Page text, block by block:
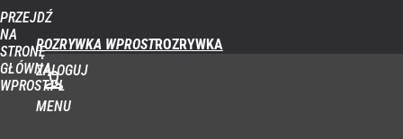
PRZEJDŹ
NA
STRONĘ
GŁÓWNĄ
WPROST.PL
ROZRYWKA WPROST
ZALOGUJ
MENU